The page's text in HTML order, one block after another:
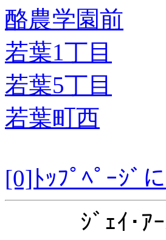
酪農学園前
若葉1丁目
若葉5丁目
若葉町西
[0]ﾄｯﾌﾟﾍﾟｰｼﾞ
ｼﾞｪｲ･ｱ